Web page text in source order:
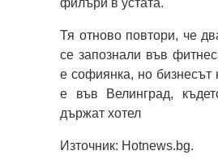
Тя отново повтори, че
се запознали във
е софиянка, но
е във Велинград,
държат хотел
Източник: Hotnews.bg.